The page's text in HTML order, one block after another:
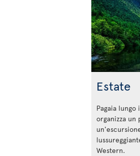
Estate
Pagaia
organizza
Western.